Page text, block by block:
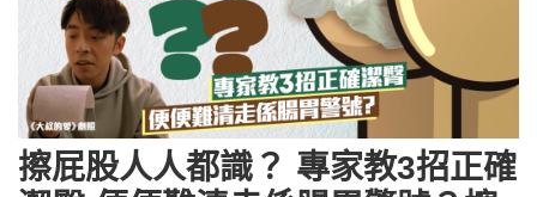
擦屁股人人都識？ 專家教3招正確